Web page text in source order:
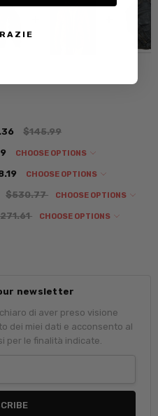
$145.99
CHOOSE OPTIONS
CHOOSE OPTIONS
$530.77 CHOOSE OPTIONS
CHOOSE OPTIONS
newsletter
di aver preso visione
dei miei dati e acconsento al
per le finalità indicate.